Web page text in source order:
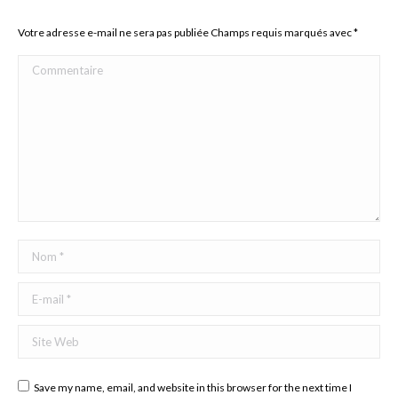
Votre adresse e-mail ne sera pas publiée Champs requis marqués avec*
Commentaire
Nom *
E-mail *
Site Web
Save my name, email, and website in this browser for the next time I